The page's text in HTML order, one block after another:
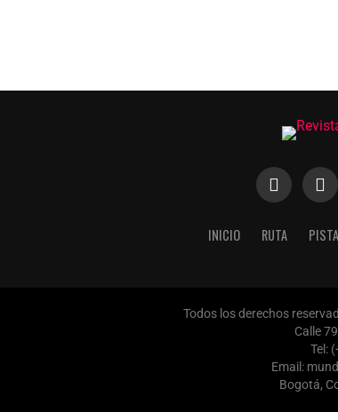
INICIO RUTA PISTA
Todos los derechos
Calle
Tel:
Email:
Bogotá,